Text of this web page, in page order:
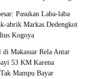
Pasukan Laba-laba
abrik Markas Dedengkot
Kogoya
Makassar Rela Antar
53 KM Karena
Mampu Bayar